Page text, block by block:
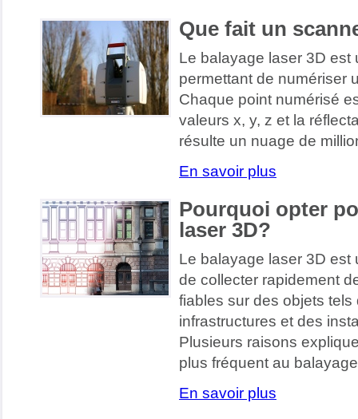
Que fait un
Le balayage laser 3D
permettant de numériser
Chaque point numérisé
valeurs x, y, z et la
résulte un nuage de
En savoir plus
Pourquoi opter
laser 3D?
Le balayage laser 3D est
de collecter rapidement
fiables sur des objets
infrastructures et des
Plusieurs raisons
plus fréquent au
En savoir plus